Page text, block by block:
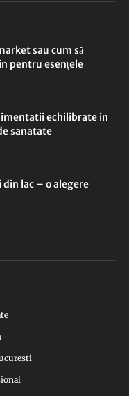
sau cum să
pentru esențele
echilibrate in
sanatate
lac – o alegere